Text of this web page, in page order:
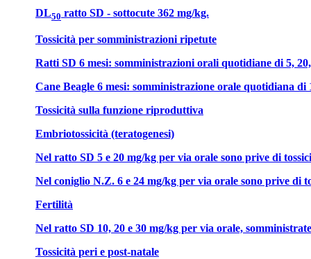
DL50 ratto SD - sottocute 362 mg/kg.
Tossicità per somministrazioni ripetute
Ratti SD 6 mesi: somministrazioni orali quotidiane di 5,
Cane Beagle 6 mesi: somministrazione orale quotidiana
Tossicità sulla funzione riproduttiva
Embriotossicità (teratogenesi)
Nel ratto SD 5 e 20 mg/kg per via orale sono prive di
Nel coniglio N.Z. 6 e 24 mg/kg per via orale sono prive di
Fertilità
Nel ratto SD 10, 20 e 30 mg/kg per via orale,
Tossicità peri e post-natale